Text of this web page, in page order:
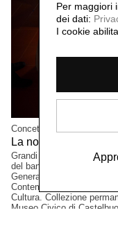
Concetta Modica
La notte di Sant'Anna,
Grandi formati. Progetto
del bando PAC2021,
Generale Creatività
Contemporanea del
Cultura. Collezione
Museo Civico di
Per maggiori
dei dati:
I cookie